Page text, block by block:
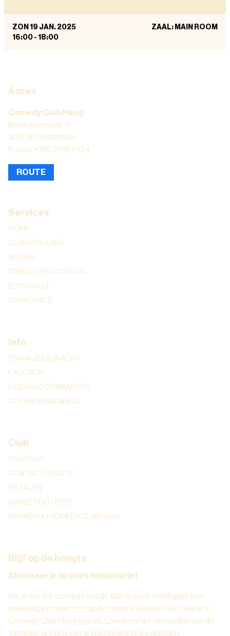
ZON 19 JAN. 2025
16:00 - 18:00
ZAAL: MAIN ROOM
Adres
Comedy Club Haug
Boompjeskade 11
3011 XE Rotterdam
Kassa: +316 21867424
ROUTE
Services
HOME
CLUB REGULARS
SHOWS
STAND-UP EDUCATION
BURO HAUG
CORPORATE
Info
DRANKJES & SNACKS
KADOBON
FAQ EN VOORWAARDEN
COOKIEVERKLARING
Club
OVER ONS
CONTACT / ROUTE
DE ZALEN
MARKETING / PERS
WERKEN BIJ COMEDY CLUB HAUG
Blijf op de hoogte
Abonneer je op onze nieuwsbrief
Als je van live comedy houdt, dan is onze mailinglijst een
geweldige manier om op de hoogte te blijven van wie er in
Comedy Club Haug speelt. Check na het verzenden van dit
formulier je inbox om je inschrijving te bevestigen.